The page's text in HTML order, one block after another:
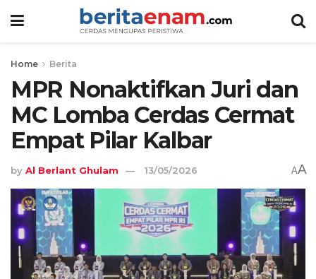
Home Berita
MPR Nonaktifkan Juri dan
MC Lomba Cerdas Cermat
Empat Pilar Kalbar
by Al Berlant Ghulam 13/05/2026 AA